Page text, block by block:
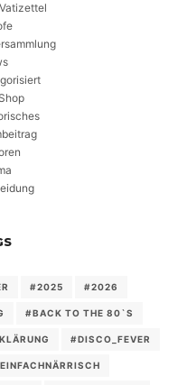
#2025 #2026
#BACK TO THE 80`S
#DISCO_FEVER